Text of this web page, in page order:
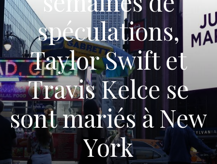
spéculations,
Taylor Swift et
Travis Kelce se
sont mariés à New
York